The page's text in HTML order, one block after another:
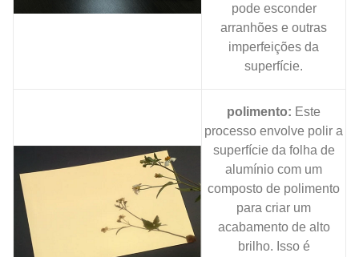
pode esconder
arranhões e outras
imperfeições da
superfície.
polimento: Este
processo envolve polir a
superfície da folha de
alumínio com um
composto de polimento
para criar um
acabamento de alto
brilho. Isso é